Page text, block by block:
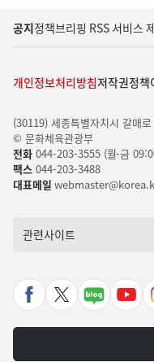
공지정책브리핑 RSS 서비스
개인정보처리방침저작권정책
(30119) 세종특별자치시 갈매
© 문화체육관광부
전화044-203-3555 (월-금
팩스044-203-3488
대표메일
관련사이트
페
X
네
유